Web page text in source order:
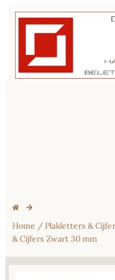
Home / Plakletters &
& Cijfers Zwart 30 mm